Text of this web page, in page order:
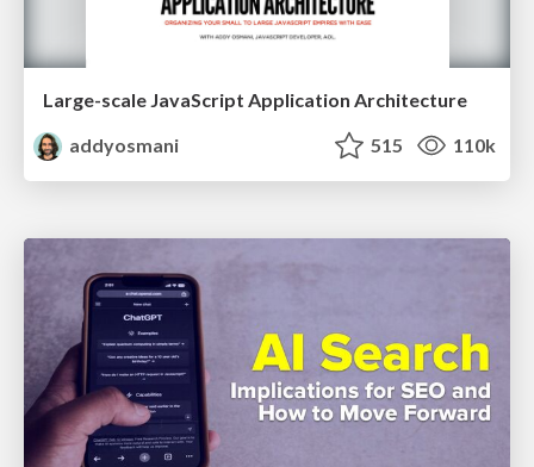
Large-scale JavaScript Application Architecture
addyosmani
515 110k